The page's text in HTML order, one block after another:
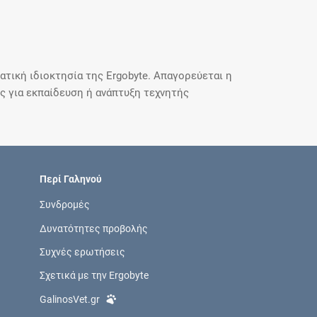
ιδιοκτησία της Ergobyte. Απαγορεύεται η
εκπαίδευση ή ανάπτυξη τεχνητής
Περί Γαληνού
Συνδρομές
Δυνατότητες προβολής
Συχνές ερωτήσεις
Σχετικά με την Ergobyte
GalinosVet.gr